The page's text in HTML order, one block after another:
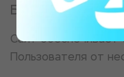
Безопасность
Сайт обеспечивает
Пользователя от